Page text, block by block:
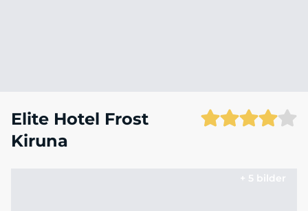
Elite Hotel Frost
Kiruna
+ 5 bilder